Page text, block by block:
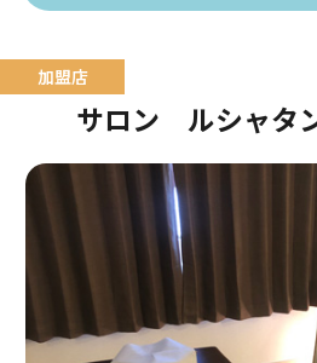
サロン ルシャタ